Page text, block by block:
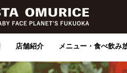
店舗紹介 メニュー・食べ飲み